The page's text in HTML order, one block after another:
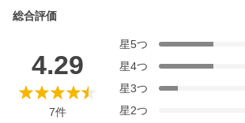
総合評価
4.29
7件
星5つ
星4つ
星3つ
星2つ